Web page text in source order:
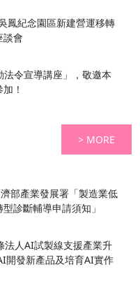
鳳紀念園區新建營運移轉
談會
令宣導講座」，敬邀本
！
> MORE
濟部產業發展署「製造業低
診斷輔導申請須知」
法人AI試製線支援產業升
開發新產品及培育AI實作